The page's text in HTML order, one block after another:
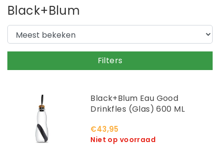
Black+Blum
Filters
Black+Blum Eau Good
Drinkfles (Glas) 600 ML
€43,95
Niet op voorraad